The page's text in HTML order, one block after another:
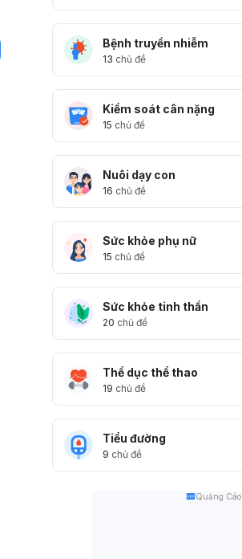
Bệnh truyền nhiễm
13 chủ đề
Kiểm soát cân nặng
15 chủ đề
Nuôi dạy con
16 chủ đề
Sức khỏe phụ nữ
15 chủ đề
Sức khỏe tinh thần
20 chủ đề
Thể dục thể thao
19 chủ đề
Tiểu đường
9 chủ đề
Quảng Cáo